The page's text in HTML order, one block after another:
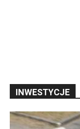
INWESTYCJE